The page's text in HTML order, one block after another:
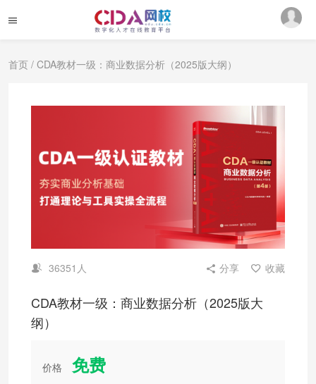
首页 / CDA教材一级：商业数据分析（2025版大纲）
36351人 分享 收藏
CDA教材一级：商业数据分析（2025版大
纲）
价格 免费